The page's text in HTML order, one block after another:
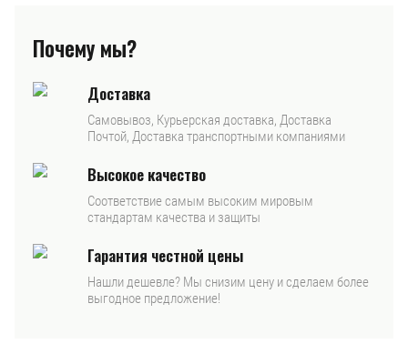
Почему мы?
Доставка
Самовывоз, Курьерская доставка, Доставка
Почтой, Доставка транспортными компаниями
Высокое качество
Соответствие самым высоким мировым
стандартам качества и защиты
Гарантия честной цены
Нашли дешевле? Мы снизим цену и сделаем более
выгодное предложение!